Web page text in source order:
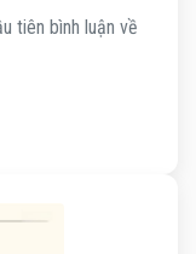
tiên bình luận về